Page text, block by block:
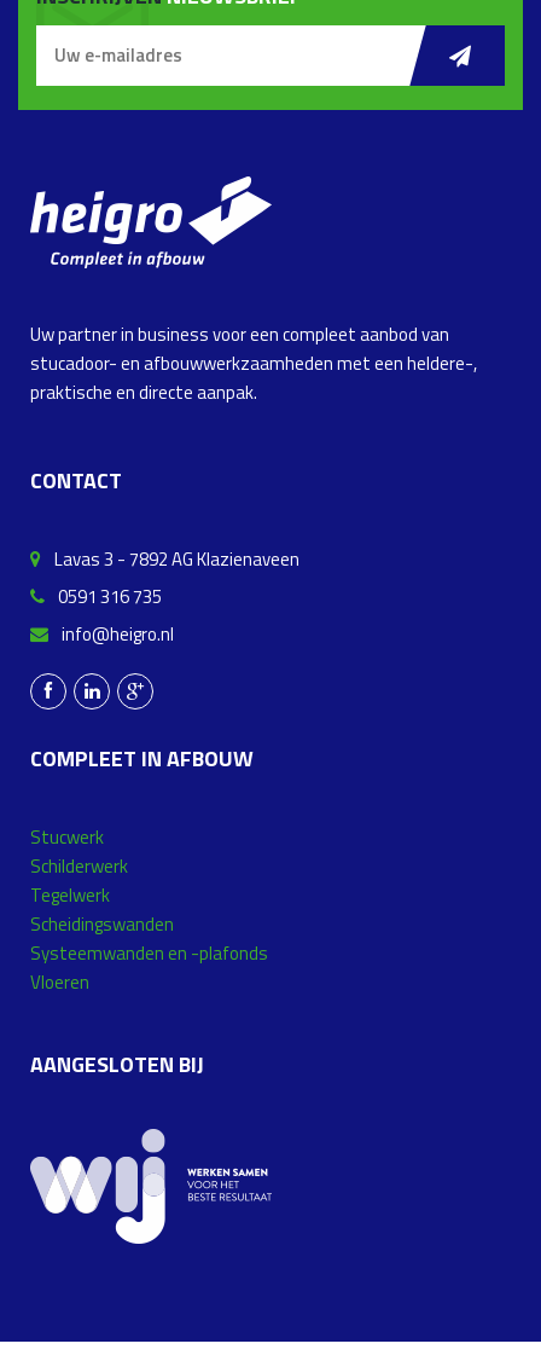
Uw partner in business voor een compleet aanbod van
stucadoor- en afbouwwerkzaamheden met een heldere-,
praktische en directe aanpak.
CONTACT
Lavas 3 - 7892 AG Klazienaveen
0591 316 735
info@heigro.nl
COMPLEET IN AFBOUW
Stucwerk
Schilderwerk
Tegelwerk
Scheidingswanden
Systeemwanden en -plafonds
Vloeren
AANGESLOTEN BIJ